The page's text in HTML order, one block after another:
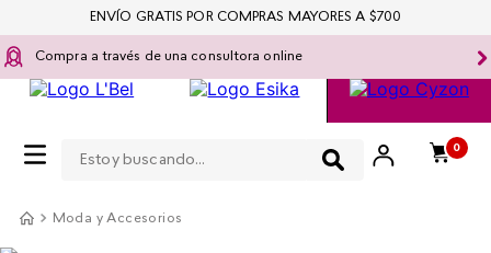
Compra a través de una consultora online
0
ENVÍO GRATIS POR COMPRAS MAYORES A $700
Moda y Accesorios